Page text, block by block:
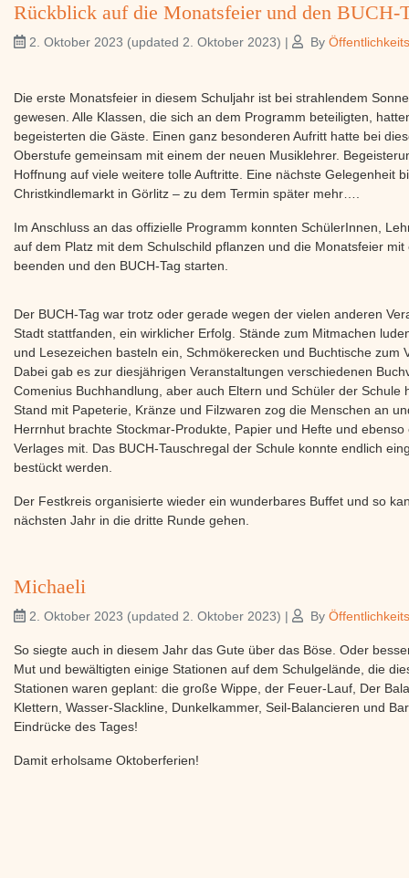
Rückblick auf die Monatsfeier und den BUCH-
2. Oktober 2023 (updated 2. Oktober 2023) | By
Die erste Monatsfeier in diesem Schuljahr ist bei strahlendem
gewesen. Alle Klassen, die sich an dem Programm beteiligten,
begeisterten die Gäste. Einen ganz besonderen Aufritt hatte bei
Oberstufe gemeinsam mit einem der neuen Musiklehrer.
Hoffnung auf viele weitere tolle Auftritte. Eine nächste Gelegenheit
Christkindlemarkt in Görlitz – zu dem Termin später mehr….
Im Anschluss an das offizielle Programm konnten SchülerInnen,
auf dem Platz mit dem Schulschild pflanzen und die Monatsfeier
beenden und den BUCH-Tag starten.
Der BUCH-Tag war trotz oder gerade wegen der vielen anderen
Stadt stattfanden, ein wirklicher Erfolg. Stände zum Mitmachen
und Lesezeichen basteln ein, Schmökerecken und Buchtische zum
Dabei gab es zur diesjährigen Veranstaltungen verschiedenen
Comenius Buchhandlung, aber auch Eltern und Schüler der Schule
Stand mit Papeterie, Kränze und Filzwaren zog die Menschen an
Herrnhut brachte Stockmar-Produkte, Papier und Hefte und
Verlages mit. Das BUCH-Tauschregal der Schule konnte endlich
bestückt werden.
Der Festkreis organisierte wieder ein wunderbares Buffet und so
nächsten Jahr in die dritte Runde gehen.
Michaeli
2. Oktober 2023 (updated 2. Oktober 2023) | By
So siegte auch in diesem Jahr das Gute über das Böse. Oder
Mut und bewältigten einige Stationen auf dem Schulgelände, die
Stationen waren geplant: die große Wippe, der Feuer-Lauf, Der
Klettern, Wasser-Slackline, Dunkelkammer, Seil-Balancieren und
Eindrücke des Tages!
Damit erholsame Oktoberferien!